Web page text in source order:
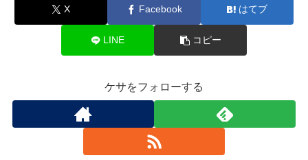
X Facebook はてブ
LINE コピー
ケサをフォローする